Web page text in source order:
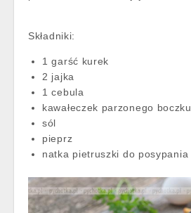
Składniki:
1 garść kurek
2 jajka
1 cebula
kawałeczek parzonego boczku
sól
pieprz
natka pietruszki do posypania